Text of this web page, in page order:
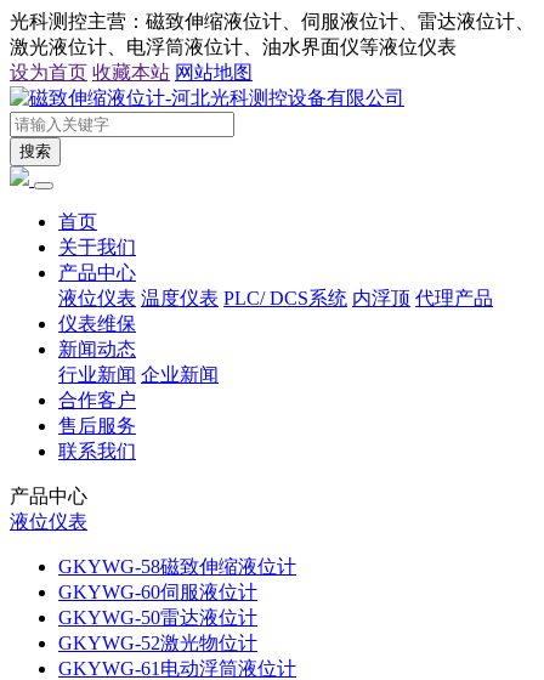
光科测控主营：磁致伸缩液位计、伺服液位计、雷达液位计、
激光液位计、电浮筒液位计、油水界面仪等液位仪表
设为首页 收藏本站 网站地图
搜索
首页
关于我们
产品中心
液位仪表 温度仪表 PLC/ DCS系统 内浮顶 代理产品
仪表维保
新闻动态
行业新闻 企业新闻
合作客户
售后服务
联系我们
产品中心
液位仪表
GKYWG-58磁致伸缩液位计
GKYWG-60伺服液位计
GKYWG-50雷达液位计
GKYWG-52激光物位计
GKYWG-61电动浮筒液位计